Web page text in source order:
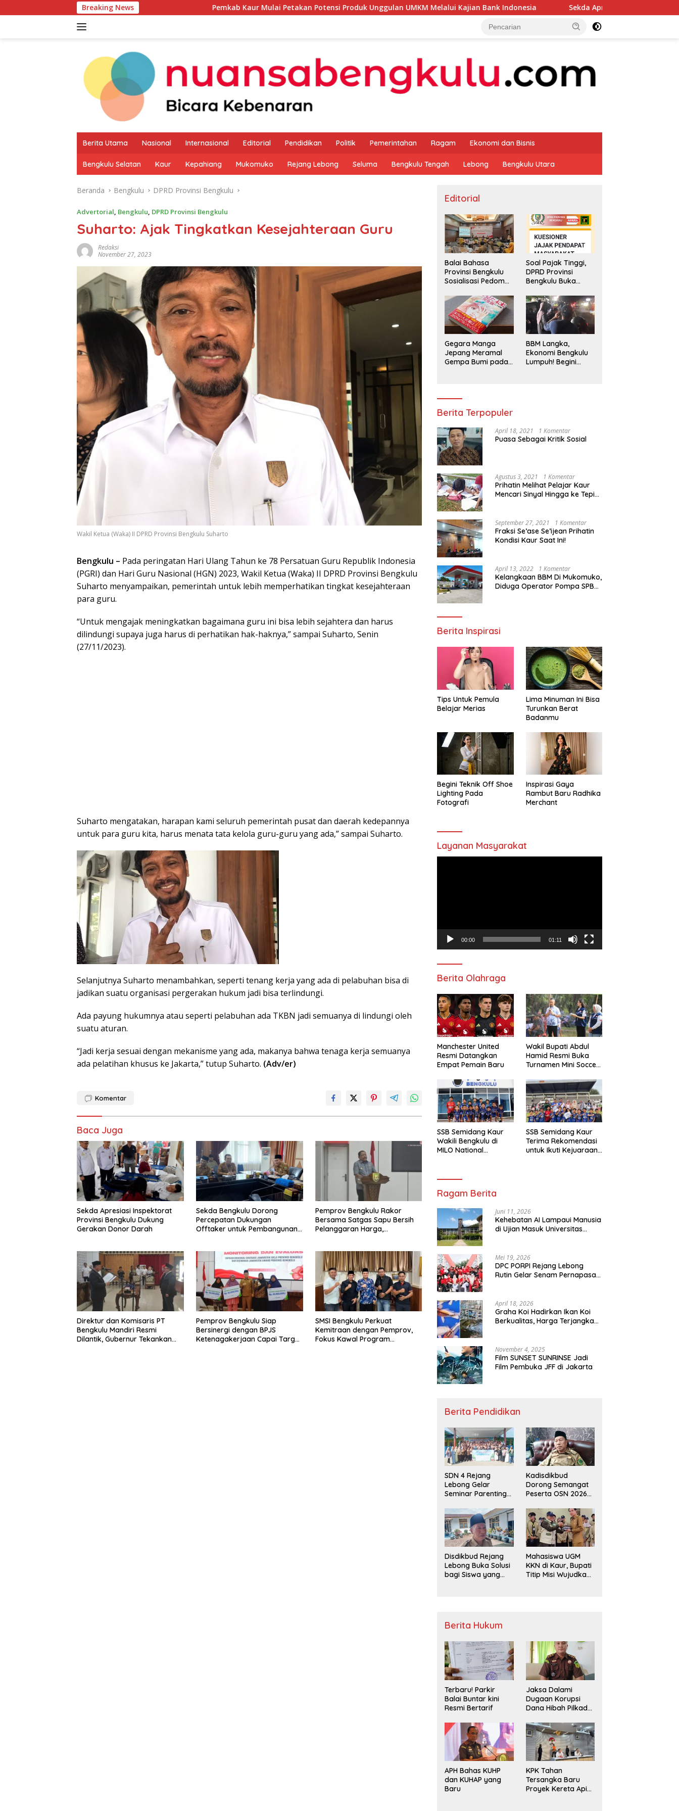
ke
Breaking News Pemkab Kaur Mulai Petakan Potensi Produk Unggulan UMKM Melalui Kajian Bank Indonesia Sekda Apresiasi Inspektorat Provinsi Bengkulu
Berita Utama Nasional Internasional Editorial Pendidikan Politik Pemerintahan Ragam Ekonomi dan Bisnis
Bengkulu Selatan Kaur Kepahiang Mukomuko Rejang Lebong Seluma Bengkulu Tengah Lebong Bengkulu Utara
Beranda Bengkulu DPRD Provinsi Bengkulu
Advertorial, Bengkulu, DPRD Provinsi Bengkulu
Suharto: Ajak Tingkatkan Kesejahteraan Guru
Redaksi
November 27, 2023
Wakil Ketua (Waka) II DPRD Provinsi Bengkulu Suharto
Bengkulu – Pada peringatan Hari Ulang Tahun ke 78 Persatuan Guru Republik Indonesia
(PGRI) dan Hari Guru Nasional (HGN) 2023, Wakil Ketua (Waka) II DPRD Provinsi Bengkulu
Suharto menyampaikan, pemerintah untuk lebih memperhatikan tingkat kesejahteraan
para guru.
“Untuk mengajak meningkatkan bagaimana guru ini bisa lebih sejahtera dan harus
dilindungi supaya juga harus di perhatikan hak-haknya,” sampai Suharto, Senin
(27/11/2023).
Suharto mengatakan, harapan kami seluruh pemerintah pusat dan daerah kedepannya
untuk para guru kita, harus menata tata kelola guru-guru yang ada,” sampai Suharto.
Selanjutnya Suharto menambahkan, seperti tenang kerja yang ada di pelabuhan bisa di
jadikan suatu organisasi pergerakan hukum jadi bisa terlindungi.
Ada payung hukumnya atau seperti pelabuhan ada TKBN jadi semuanya di lindungi oleh
suatu aturan.
“Jadi kerja sesuai dengan mekanisme yang ada, makanya bahwa tenaga kerja semuanya
ada pelatihan khusus ke Jakarta,” tutup Suharto. (Adv/er)
Komentar
Baca Juga
Sekda Apresiasi Inspektorat
Provinsi Bengkulu Dukung
Gerakan Donor Darah
Sekda Bengkulu Dorong
Percepatan Dukungan
Offtaker untuk Pembangunan
Pemprov Bengkulu Rakor
Bersama Satgas Sapu Bersih
Pelanggaran Harga,
Sorotan
Direktur dan Komisaris PT
Bengkulu Mandiri Resmi
Dilantik, Gubernur Tekankan
Pemprov Bengkulu Siap
Bersinergi dengan BPJS
Ketenagakerjaan Capai Target
SMSI Bengkulu Perkuat
Kemitraan dengan Pemprov,
Fokus Kawal Program
Editorial
Balai Bahasa
Provinsi Bengkulu
Sosialisasi Pedoman
Penggunaan
Bahasa Indonesia
Soal Pajak Tinggi,
DPRD Provinsi
Bengkulu Buka
Pengaduan
Masyarakat
Gegara Manga
Jepang Meramal
Gempa Bumi pada
BBM Langka,
Ekonomi Bengkulu
Lumpuh! Begini
Berita Terpopuler
April 18, 2021 1 Komentar
Puasa Sebagai Kritik Sosial
Agustus 3, 2021 1 Komentar
Prihatin Melihat Pelajar Kaur
Mencari Sinyal Hingga ke Tepi
Segera Bertindak
September 27, 2021 1 Komentar
Fraksi Se’ase Se’ijean Prihatin
Kondisi Kaur Saat Ini!
April 13, 2022 1 Komentar
Kelangkaan BBM Di Mukomuko,
Diduga Operator Pompa SPBU
Berita Inspirasi
Tips Untuk Pemula
Belajar Merias
Lima Minuman Ini Bisa
Turunkan Berat
Badanmu
Begini Teknik Off Shoe
Lighting Pada
Fotografi
Inspirasi Gaya
Rambut Baru Radhika
Merchant
Layanan Masyarakat
00:00 01:11
Berita Olahraga
Manchester United
Resmi Datangkan
Empat Pemain Baru
Wakil Bupati Abdul
Hamid Resmi Buka
Turnamen Mini Soccer
SSB Semidang Kaur
Wakili Bengkulu di
MILO National
SSB Semidang Kaur
Terima Rekomendasi
untuk Ikuti Kejuaraan
Ragam Berita
Juni 11, 2026
Kehebatan AI Lampaui Manusia
di Ujian Masuk Universitas
Mei 19, 2026
DPC PORPI Rejang Lebong
Rutin Gelar Senam Pernapasan
April 18, 2026
Graha Koi Hadirkan Ikan Koi
Berkualitas, Harga Terjangkau
November 4, 2025
Film SUNSET SUNRINSE Jadi
Film Pembuka JFF di Jakarta
Berita Pendidikan
SDN 4 Rejang
Lebong Gelar
Seminar Parenting
Bullying,
Kadisdikbud: Patut
Jadi Contoh
Kadisdikbud
Dorong Semangat
Peserta OSN 2026
Disdikbud Rejang
Lebong Buka Solusi
bagi Siswa yang
Mahasiswa UGM
KKN di Kaur, Bupati
Titip Misi Wujudkan
Berita Hukum
Terbaru! Parkir
Balai Buntar kini
Resmi Bertarif
Jaksa Dalami
Dugaan Korupsi
Dana Hibah Pilkada
Kaur
APH Bahas KUHP
dan KUHAP yang
Baru
KPK Tahan
Tersangka Baru
Proyek Kereta Api